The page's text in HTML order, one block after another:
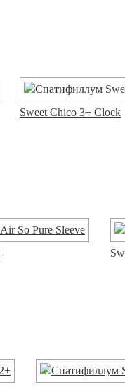
Sweet Chico 3+ Clock